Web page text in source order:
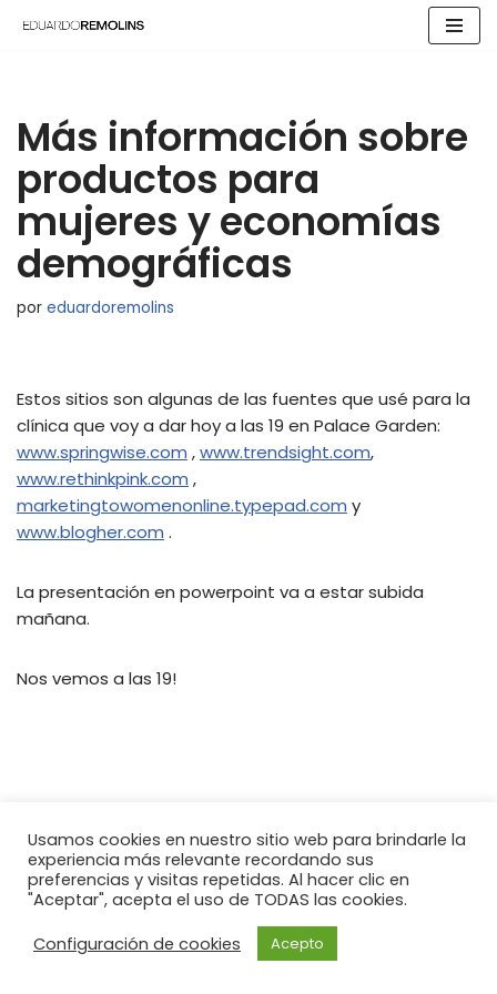
Más información sobre
productos para
mujeres y economías
demográficas
por eduardoremolins
Estos sitios son algunas de las fuentes que usé para la
clínica que voy a dar hoy a las 19 en Palace Garden:
www.springwise.com ,www.trendsight.com,
www.rethinkpink.com ,
marketingtowomenonline.typepad.com y
www.blogher.com .
La presentación en powerpoint va a estar subida
mañana.
Nos vemos a las 19!
Usamos cookies en nuestro sitio web para brindarle la
experiencia más relevante recordando sus
preferencias y visitas repetidas. Al hacer clic en
"Aceptar", acepta el uso de TODAS las cookies.
Configuración de cookies
Acepto